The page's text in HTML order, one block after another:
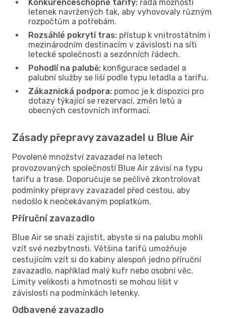
Konkurenceschopné tarify: řada možností
letenek navržených tak, aby vyhovovaly různým
rozpočtům a potřebám.
Rozsáhlé pokrytí tras: přístup k vnitrostátním i
mezinárodním destinacím v závislosti na síti
letecké společnosti a sezónních řádech.
Pohodlí na palubě: konfigurace sedadel a
palubní služby se liší podle typu letadla a tarifu.
Zákaznická podpora: pomoc je k dispozici pro
dotazy týkající se rezervací, změn letů a
obecných cestovních informací.
Zásady přepravy zavazadel u Blue Air
Povolené množství zavazadel na letech
provozovaných společností Blue Air závisí na typu
tarifu a trase. Doporučuje se pečlivě zkontrolovat
podmínky přepravy zavazadel před cestou, aby
nedošlo k neočekávaným poplatkům.
Příruční zavazadlo
Blue Air se snaží zajistit, abyste si na palubu mohli
vzít své nezbytnosti. Většina tarifů umožňuje
cestujícím vzít si do kabiny alespoň jedno příruční
zavazadlo, například malý kufr nebo osobní věc.
Limity velikosti a hmotnosti se mohou lišit v
závislosti na podmínkách letenky.
Odbavené zavazadlo